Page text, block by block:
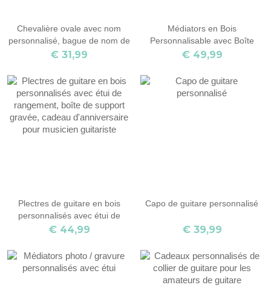
Chevalière ovale avec nom
personnalisé, bague de nom de
déclaration gravée délicate, fête
de demoiselle d'honneur pour
elle/femme/famille/amis
€ 31,99
Médiators en Bois
Personnalisable avec Boîte
€ 49,99
Plectres de guitare en bois
personnalisés avec étui de
rangement, boîte de support
pour musicien guitariste
€ 44,99
Capo de guitare personnalisé
€ 39,99